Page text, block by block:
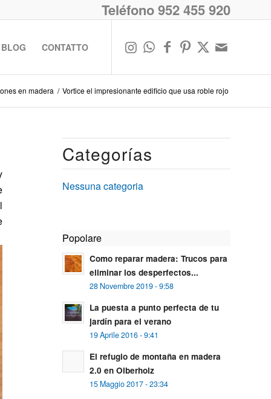
Teléfono 952 455 920
BLOG CONTATTO
en madera / Vortice el impresionante edificio que usa roble rojo
Categorías
Nessuna categoria
Popolare
Como reparar madera: Trucos para
eliminar los desperfectos...
28 Novembre 2019 - 9:58
La puesta a punto perfecta de tu
jardín para el verano
19 Aprile 2016 - 9:41
El refugio de montaña en madera
2.0 en Olberholz
15 Maggio 2017 - 23:34